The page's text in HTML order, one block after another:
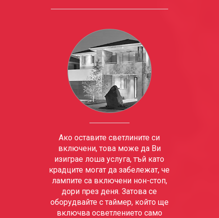
Ако оставите светлините си
включени, това може да Ви
изиграе лоша услуга, тъй като
крадците могат да забележат, че
лампите са включени нон-стоп,
дори през деня. Затова се
оборудвайте с таймер, който ще
включва осветлението само